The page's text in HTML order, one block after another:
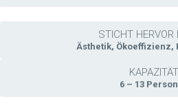
STICHT HERVOR
Ästhetik, Ökoeffizienz,
KAPAZITÄT
6 – 13